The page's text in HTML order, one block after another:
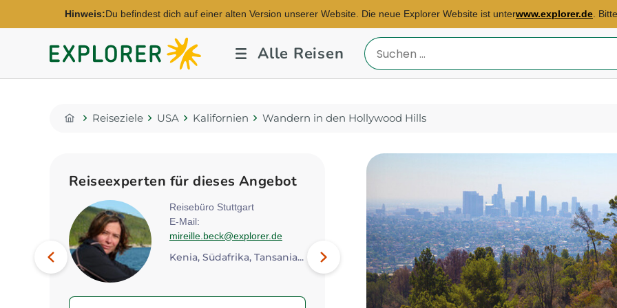
Hinweis:Du befindest dich auf einer alten Version unserer Website. Die neue Explorer Website ist unterwww.explorer.de .
Explorer
Fernreisen
Alle Reisen
Reiseland
eingeben
Home
Reiseziele USA Kalifornien Wandern in den Hollywood Hills
Reiseexperten für dieses Angebot
Reisebüro Stuttgart
E-Mail:
mireille.beck@explorer.de
Kenia, Südafrika, Tansania...
Reisebüro Essen
E-Mail:marina.winzen-
piorr@explorer.de
Hongkong, Indonesien,
Singapur...
Nächstes
Bild